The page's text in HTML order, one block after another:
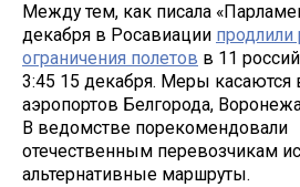
Между тем, как писала
декабря в Росавиации
ограничения полетов в 11
3:45 15 декабря. Меры касаются
аэропортов Белгорода,
В ведомстве порекомендовали
отечественным перевозчикам
альтернативные маршруты.